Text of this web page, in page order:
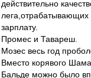
действительно
лега,отрабатывающих
зарплату.
Промес и Тавареш.
Мозес весь год
Вместо корявого
Бальде можно было